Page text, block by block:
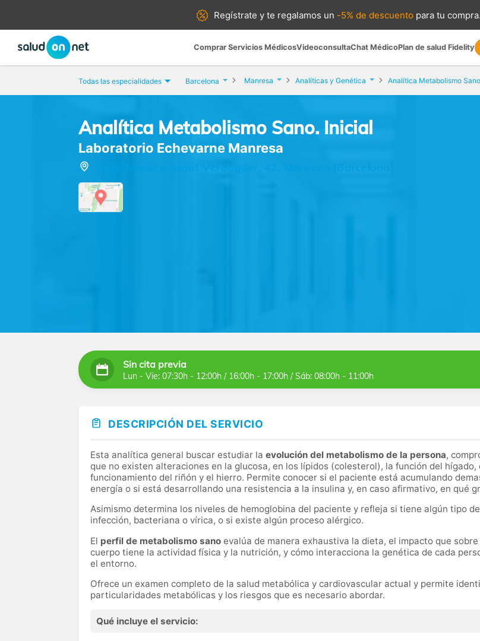
Regístrate yte regalamos un -5% de descuento para tu compra.
Comprar Servicios MédicosVideoconsultaChat MédicoPlan de salud Fidelity
Todas las especialidades Barcelona Manresa Analíticas y Genética Analítica Metabolismo
Analítica Metabolismo Sano. Inicial
Laboratorio Echevarne Manresa
Calle Mossen Jacint Verdaguer, 42, Manresa (Barcelona)
Sin cita previa
Lun - Vie: 07:30h - 12:00h / 16:00h - 17:00h / Sáb: 08:00h - 11:00h
DESCRIPCIÓN DEL SERVICIO
Esta analítica general buscar estudiar la evolución del metabolismo de la persona,
que no existen alteraciones en la glucosa, en los lípidos (colesterol), la función del hígado,
funcionamiento del riñón y el hierro. Permite conocer si el paciente está acumulando
energía o si está desarrollando una resistencia a la insulina y, en caso afirmativo, en qué
Asimismo determina los niveles de hemoglobina del paciente y refleja si tiene algún tipo de
infección, bacteriana o vírica, o si existe algún proceso alérgico.
El perfil de metabolismo sano evalúa de manera exhaustiva la dieta, el impacto que sobre
cuerpo tiene la actividad física y la nutrición, y cómo interacciona la genética de cada
el entorno.
Ofrece un examen completo de la salud metabólica y cardiovascular actual y permite
particularidades metabólicas y los riesgos que es necesario abordar.
Qué incluye el servicio: